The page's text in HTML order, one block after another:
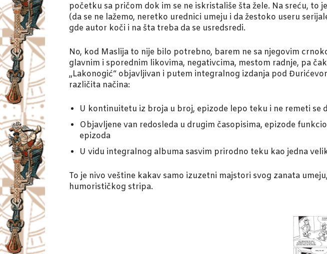
početku sa pričom dok im se ne iskristališe šta žele. Na sreću, to
(da se ne lažemo, neretko urednici umeju i da žestoko useru
gde autor koči i na šta treba da se usredsredi.
No, kod Maslija to nije bilo potrebno, barem ne sa njegovim
glavnim i sporednim likovima, negativcima, mestom radnje, pa
„Lakonogić“ objavljivan i putem integralnog izdanja pod
različita načina:
U kontinuitetu iz broja u broj, epizode lepo teku i ne remeti se
Objavljene van redosleda u drugim časopisima, epizode
epizoda
U vidu integralnog albuma sasvim prirodno teku kao jedna
To je nivo veštine kakav samo izuzetni majstori svog zanata
humorističkog stripa.